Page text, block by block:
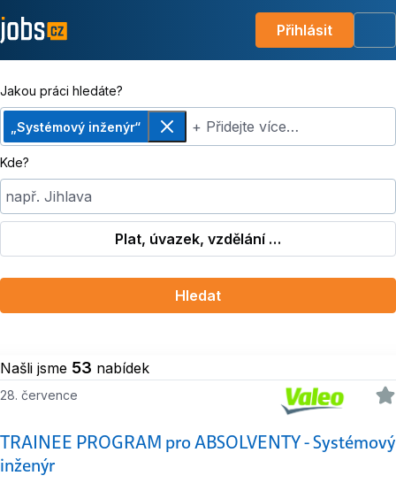
Přihlásit
Jakou práci hledáte?
„Systémový inženýr“
Odebrat+ Přidejte více…
Kde?
např. Jihlava
Plat, úvazek, vzdělání …
Hledat
Našli jsme 53 nabídek
TRAINEE PROGRAM pro ABSOLVENTY - Systémový
inženýr
28. července